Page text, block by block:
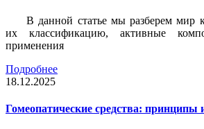
В данной статье мы разберем мир
их классификацию, активные
применения
Подробнее
18.12.2025
Гомеопатические средства: принципы